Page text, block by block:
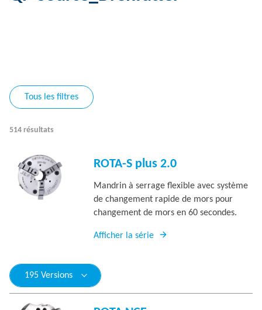
Tous les filtres
514 résultats
ROTA-S plus 2.0
Mandrin à serrage flexible avec système
de changement rapide de mors pour
changement de mors en 60 secondes.
Afficher la série
195 Versions